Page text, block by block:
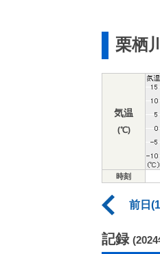
栗栖
気温
(℃)
時刻
前日
記録